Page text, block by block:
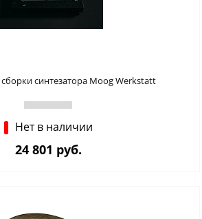
синтезатора Moog Werkstatt
Нет в наличии
24 801 руб.